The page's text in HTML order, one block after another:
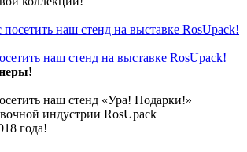
наш стенд на выставке RosUpack!
наш стенд «Ура! Подарки!»
индустрии RosUpack
года!